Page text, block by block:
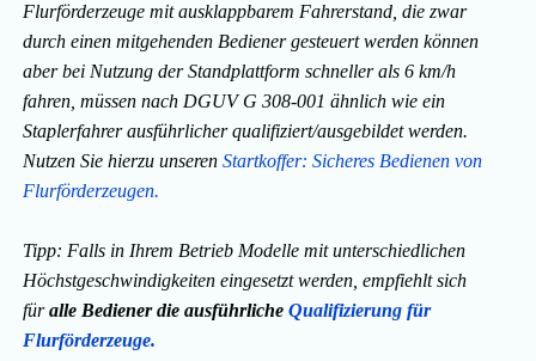
Flurförderzeuge mit ausklappbarem Fahrerstand, die zwar
durch einen mitgehenden Bediener gesteuert werden können
aber bei Nutzung der Standplattform schneller als 6 km/h
fahren, müssen nach DGUV G 308-001 ähnlich wie ein
Staplerfahrer ausführlicher qualifiziert/ausgebildet werden.
Nutzen Sie hierzu unserenStartkoffer: Sicheres Bedienen von
Flurförderzeugen.
Tipp: Falls in Ihrem Betrieb Modelle mit unterschiedlichen
Höchstgeschwindigkeiten eingesetzt werden, empfiehlt sich
füralle Bediener die ausführlicheQualifizierung für
Flurförderzeuge.